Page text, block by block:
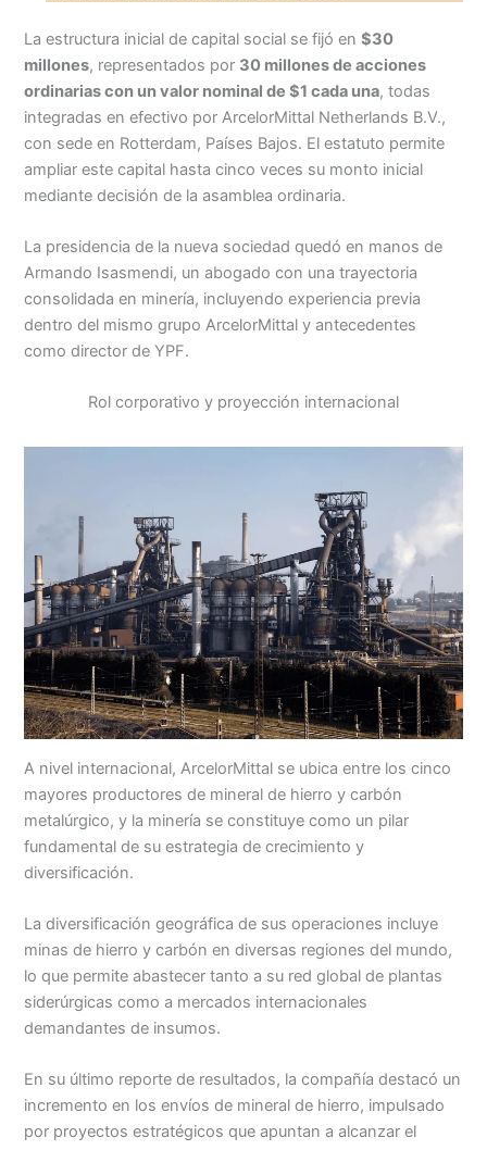
La estructura inicial de capital social se fijó en$30
millones, representados por 30 millones de acciones
ordinarias con un valor nominal de $1 cada una, todas
integradas en efectivo por ArcelorMittal Netherlands B.V.,
con sede en Rotterdam, Países Bajos. El estatuto permite
ampliar este capital hasta cinco veces su monto inicial
mediante decisión de la asamblea ordinaria.
La presidencia de la nueva sociedad quedó en manos de
Armando Isasmendi, un abogado con una trayectoria
consolidada en minería, incluyendo experiencia previa
dentro del mismo grupo ArcelorMittal y antecedentes
como director de YPF.
Rol corporativo y proyección internacional
A nivel internacional, ArcelorMittal se ubica entre los cinco
mayores productores de mineral de hierro y carbón
metalúrgico, y la minería se constituye como un pilar
fundamental de su estrategia de crecimiento y
diversificación.
La diversificación geográfica de sus operaciones incluye
minas de hierro y carbón en diversas regiones del mundo,
lo que permite abastecer tanto a su red global de plantas
siderúrgicas como a mercados internacionales
demandantes de insumos.
En su último reporte de resultados, la compañía destacó un
incremento en los envíos de mineral de hierro, impulsado
por proyectos estratégicos que apuntan a alcanzar el